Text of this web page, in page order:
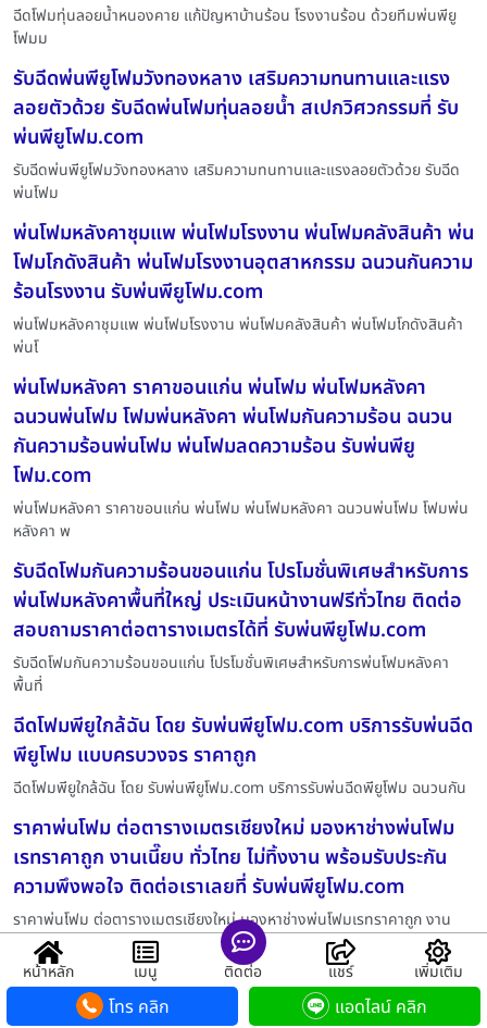
ฉีดโฟมทุ่นลอยน้ำหนองคาย แก้ปัญหาบ้านร้อน โรงงานร้อน ด้วยทีมพ่นพียู
โฟมม
รับฉีดพ่นพียูโฟมวังทองหลาง เสริมความทนทานและแรง
ลอยตัวด้วย รับฉีดพ่นโฟมทุ่นลอยน้ำ สเปกวิศวกรรมที่ รับ
พ่นพียูโฟม.com
รับฉีดพ่นพียูโฟมวังทองหลาง เสริมความทนทานและแรงลอยตัวด้วย รับฉีด
พ่นโฟม
พ่นโฟมหลังคาชุมแพ พ่นโฟมโรงงาน พ่นโฟมคลังสินค้า พ่น
โฟมโกดังสินค้า พ่นโฟมโรงงานอุตสาหกรรม ฉนวนกันความ
ร้อนโรงงาน รับพ่นพียูโฟม.com
พ่นโฟมหลังคาชุมแพ พ่นโฟมโรงงาน พ่นโฟมคลังสินค้า พ่นโฟมโกดังสินค้า
พ่นโ
พ่นโฟมหลังคา ราคาขอนแก่น พ่นโฟม พ่นโฟมหลังคา
ฉนวนพ่นโฟม โฟมพ่นหลังคา พ่นโฟมกันความร้อน ฉนวน
กันความร้อนพ่นโฟม พ่นโฟมลดความร้อน รับพ่นพียู
โฟม.com
พ่นโฟมหลังคา ราคาขอนแก่น พ่นโฟม พ่นโฟมหลังคา ฉนวนพ่นโฟม โฟมพ่น
หลังคา พ
รับฉีดโฟมกันความร้อนขอนแก่น โปรโมชั่นพิเศษสำหรับการ
พ่นโฟมหลังคาพื้นที่ใหญ่ ประเมินหน้างานฟรีทั่วไทย ติดต่อ
สอบถามราคาต่อตารางเมตรได้ที่ รับพ่นพียูโฟม.com
รับฉีดโฟมกันความร้อนขอนแก่น โปรโมชั่นพิเศษสำหรับการพ่นโฟมหลังคา
พื้นที่
ฉีดโฟมพียูใกล้ฉัน โดย รับพ่นพียูโฟม.com บริการรับพ่นฉีด
พียูโฟม แบบครบวงจร ราคาถูก
ฉีดโฟมพียูใกล้ฉัน โดย รับพ่นพียูโฟม.com บริการรับพ่นฉีดพียูโฟม ฉนวนกัน
ราคาพ่นโฟม ต่อตารางเมตรเชียงใหม่ มองหาช่างพ่นโฟม
เรทราคาถูก งานเนี๊ยบ ทั่วไทย ไม่ทิ้งงาน พร้อมรับประกัน
ความพึงพอใจ ติดต่อเราเลยที่ รับพ่นพียูโฟม.com
ราคาพ่นโฟม ต่อตารางเมตรเชียงใหม่ มองหาช่างพ่นโฟมเรทราคาถูก งาน
เนี๊ยบ ท
บริษัทพ่นโฟมมาตรฐานอุดรธานี พ่นโฟมกันร้อนโรงงาน พ่น
โฟมโกดัง พ่นโฟมบ้าน พ่นโฟมเมทัลชีท พ่นโฟมหลังคารั่ว
หน้าหลัก เมนู ติดต่อ แชร์ เพิ่มเติม
โทร คลิก แอดไลน์ คลิก